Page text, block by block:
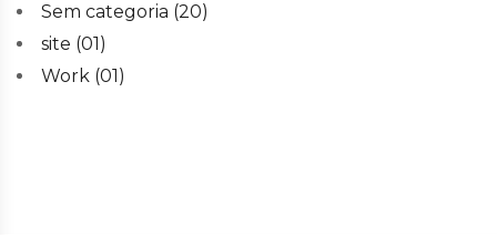
Sem categoria (20)
site (01)
Work (01)